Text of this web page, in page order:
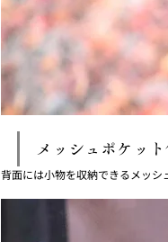
メッシュポケット
背面には小物を収納できるメッシ